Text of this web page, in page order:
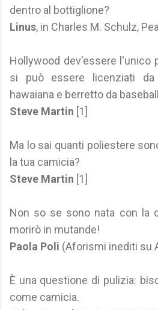
dentro al bottiglione?
Linus, in Charles M. Schulz,
Hollywood dev'essere l'unico
si può essere licenziati
hawaiana e berretto da
Steve Martin [1]
Ma lo sai quanti poliestere
la tua camicia?
Steve Martin [1]
Non so se sono nata con la
morirò in mutande!
Paola Poli (Aforismi inediti su
È una questione di pulizia:
come camicia.